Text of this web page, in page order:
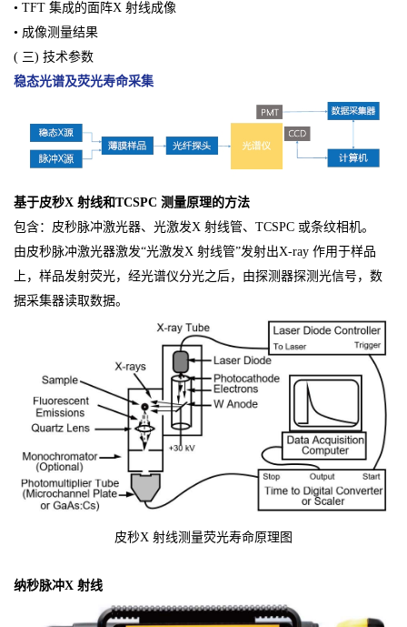
• TFT 集成的面阵X 射线成像
• 成像测量结果
( 三) 技术参数
稳态光谱及荧光寿命采集
基于皮秒X 射线和TCSPC 测量原理的方法
包含：皮秒脉冲激光器、光激发X 射线管、TCSPC 或条纹相机。
由皮秒脉冲激光器激发“光激发X 射线管”发射出X-ray 作用于样品
上，样品发射荧光，经光谱仪分光之后，由探测器探测光信号，数
据采集器读取数据。
皮秒X 射线测量荧光寿命原理图
纳秒脉冲X 射线